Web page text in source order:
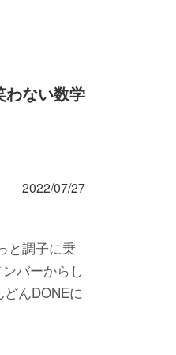
わない数学
2022/07/27
と調子に乗
バーからし
んDONEに